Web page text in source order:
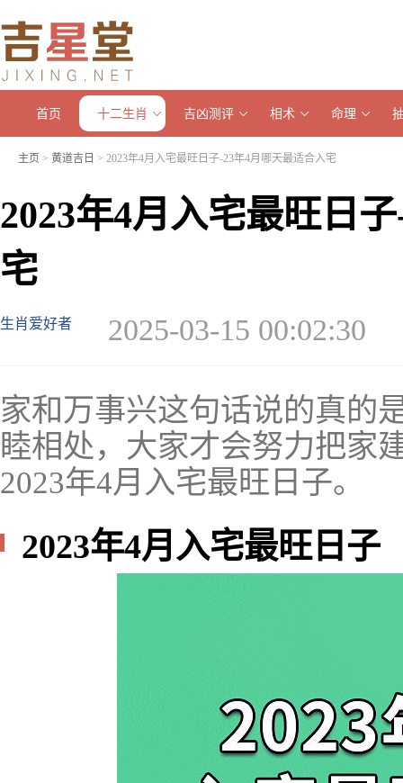
首页 十二生肖 吉凶测评 相术 命理
主页 > 黄道吉日 > 2023年4月入宅最旺日子-23年4月哪天最适合入宅
2023年4月入宅最旺日
宅
生肖爱好者 2025-03-15 00:02:30
家和万事兴这句话说的真的
睦相处，大家才会努力把家
2023年4月入宅最旺日子。
2023年4月入宅最旺日子